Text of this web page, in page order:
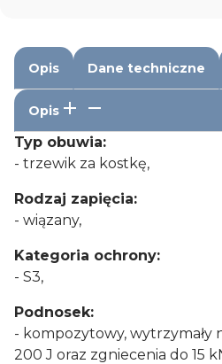
Opis Dane techniczne
Opis
Typ obuwia:
- trzewik za kostkę,
Rodzaj zapięcia:
- wiązany,
Kategoria ochrony:
- S3,
Podnosek:
- kompozytowy, wytrzymały
200 J oraz zgniecenia do 15